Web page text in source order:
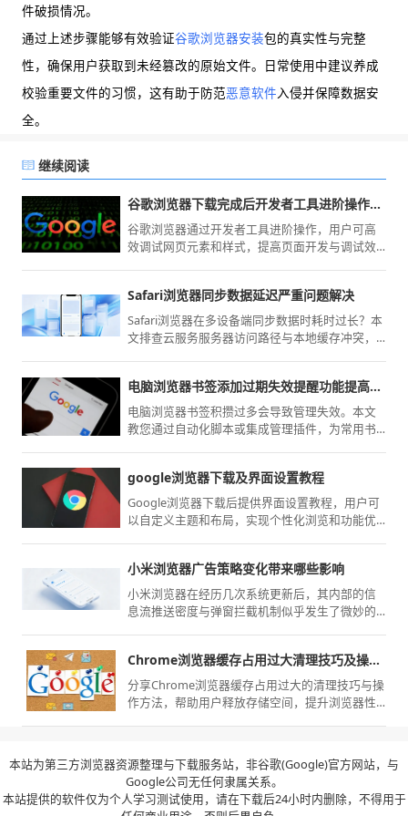
件破损情况。
通过上述步骤能够有效验证谷歌浏览器安装包的真实性与完整
性，确保用户获取到未经篡改的原始文件。日常使用中建议养成
校验重要文件的习惯，这有助于防范恶意软件入侵并保障数据安
全。
继续阅读
谷歌浏览器下载完成后开发者工具进阶操作教程
谷歌浏览器通过开发者工具进阶操作，用户可高
效调试网页元素和样式，提高页面开发与调试效
Safari浏览器同步数据延迟严重问题解决
Safari浏览器在多设备端同步数据时耗时过长？本
文排查云服务服务器访问路径与本地缓存冲突，
电脑浏览器书签添加过期失效提醒功能提高日常管理效率
电脑浏览器书签积攒过多会导致管理失效。本文
教您通过自动化脚本或集成管理插件，为常用书
的响应效率。
google浏览器下载及界面设置教程
Google浏览器下载后提供界面设置教程，用户可
以自定义主题和布局，实现个性化浏览和功能优
小米浏览器广告策略变化带来哪些影响
小米浏览器在经历几次系统更新后，其内部的信
息流推送密度与弹窗拦截机制似乎发生了微妙的
造成的实际干扰，并提供相应的终极屏蔽应对策
略。
Chrome浏览器缓存占用过大清理技巧及操作教程
分享Chrome浏览器缓存占用过大的清理技巧与操
作方法，帮助用户释放存储空间，提升浏览器性
本站为第三方浏览器资源整理与下载服务站，非谷歌(Google)官方网站，与
Google公司无任何隶属关系。
本站提供的软件仅为个人学习测试使用，请在下载后24小时内删除，不得用于